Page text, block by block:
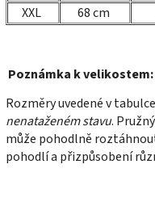
XXL 68 cm
Poznámka k velikostem:
Rozměry uvedené v
nenataženém stavu.
může pohodlně
pohodlí a přizpůsobení